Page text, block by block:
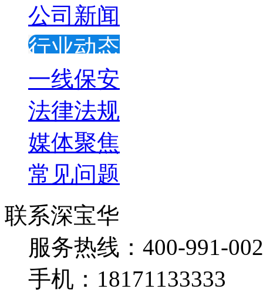
公司新闻
行业动态
一线保安
法律法规
媒体聚焦
常见问题
联系深宝华
服务热线：400-991-
手机：18171133333